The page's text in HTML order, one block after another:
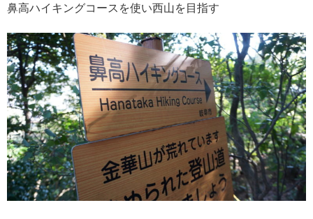
鼻高ハイキングコースを使い西山を目指す